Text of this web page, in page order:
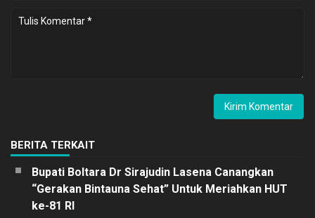
BERITA TERKAIT
Bupati Boltara Dr Sirajudin Lasena Canangkan
“Gerakan Bintauna Sehat” Untuk Meriahkan HUT
ke-81 RI